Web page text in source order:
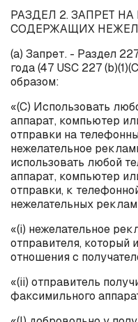
РАЗДЕЛ 2. ЗАПРЕТ
СОДЕРЖАЩИХ
(a) Запрет. - Раздел
года (47 USC 227 (b
образом:
«(C) Использовать
аппарат, компьютер
отправки на
нежелательное
использовать любой
аппарат, компьютер
отправки, к
нежелательных
«(i) нежелательное
отправителя, который
отношения с
«(ii) отправитель
факсимильного